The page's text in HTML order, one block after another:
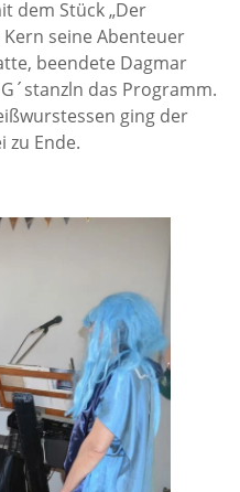
dem Stück „Der
seine Abenteuer
beendete Dagmar
das Programm.
ging der
zu Ende.